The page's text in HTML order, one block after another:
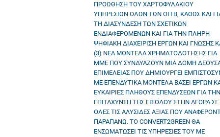
ΠΡΟΩΘΗΣΗ ΤΟΥ ΧΑΡΤΟΦΥΛΑΚΙΟΥ
ΥΠΗΡΕΣΙΩΝ ΟΛΩΝ ΤΩΝ OITB, ΚΑΘΩΣ ΚΑΙ
ΤΗ ΔΙΑΣΥΝΔΕΣΗ ΤΩΝ ΣΧΕΤΙΚΩΝ
ΕΝΔΙΑΦΕΡΟΜΕΝΩΝ ΚΑΙ ΓΙΑ ΤΗΝ ΠΛΗΡΗ
ΨΗΦΙΑΚΗ ΔΙΑΧΕΙΡΙΣΗ ΕΡΓΩΝ ΚΑΙ ΓΝΩΣΗΣ
(3) ΝΕΑ ΜΟΝΤΕΛΑ ΧΡΗΜΑΤΟΔΟΤΗΣΗΣ ΓΙΑ
ΜΜΕ ΠΟΥ ΣΥΝΔΥΑΖΟΥΝ ΜΙΑ ΔΟΜΗ
ΕΠΙΜΕΛΕΙΑΣ ΠΟΥ ΔΗΜΙΟΥΡΓΕΙ
ΜΕ ΕΠΕΝΔΥΤΙΚΑ ΜΟΝΤΕΛΑ ΒΑΣΕΙ ΕΡΓΩΝ
ΕΥΚΑΙΡΙΕΣ ΠΛΗΘΟΥΣ ΕΠΕΝΔΥΣΕΩΝ ΓΙΑ ΤΗΝ
ΕΠΙΤΑΧΥΝΣΗ ΤΗΣ ΕΙΣΟΔΟΥ ΣΤΗΝ ΑΓΟΡΑ ΣΕ
ΟΛΕΣ ΤΙΣ ΑΛΥΣΙΔΕΣ ΑΞΙΑΣ ΠΟΥ
ΠΑΡΑΠΑΝΩ. ΤΟ CONVERT2GREEN ΘΑ
ΕΝΣΩΜΑΤΩΣΕΙ ΤΙΣ ΥΠΗΡΕΣΙΕΣ ΤΟΥ ΜΕ